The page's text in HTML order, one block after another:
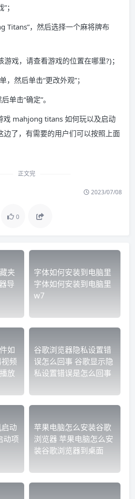
；
Titans”，然后选择一个麻将牌布
戏，请查看游戏的位置在哪里?)；
，然后单击“更改外观”；
单击“确定”。
戏 mahjong titans 如何玩以及启动
边了，有需要的用户们可以按照上面
正文完
2023/07/08
0
夹
导
字体如何安装到电脑里
字体如何安装到电脑里
w7
如
频
放
谷歌浏览器隐私设置错
误怎么回事 谷歌显示隐
私设置错误是怎么回事
动
动项
苹果电脑怎么安装谷歌
浏览器 苹果电脑怎么安
装谷歌浏览器到桌面